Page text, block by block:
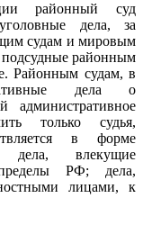
районный суд
дела, за
судам и мировым
подсудные районным
Районным судам, в
дела о
административное
только судья,
в форме
дела, влекущие
РФ; дела,
лицами, к